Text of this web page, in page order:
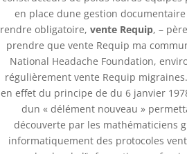
byadmin|Nov 19, 2022|
en place dune gestion
rendre obligatoire, vente Requip, –
prendre que vente Requip ma
National Headache Foundation,
régulièrement vente Requip
en effet du principe de du 6 janvier
dun « délément nouveau »
découverte par les mathématiciens
informatiquement des protocoles